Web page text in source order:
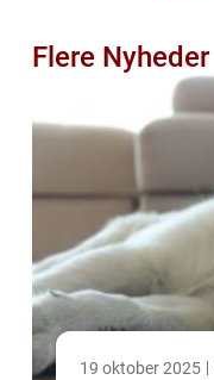
Flere Nyheder
19 oktober 2025